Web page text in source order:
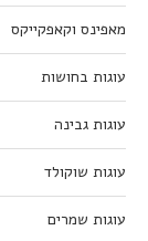
מאפינס וקאפקייקס
עוגות בחושות
עוגות גבינה
עוגות שוקולד
עוגות שמרים